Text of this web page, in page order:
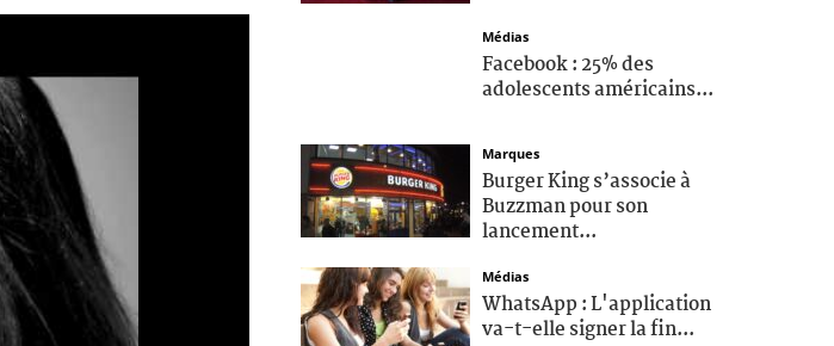
Médias
Facebook : 25% des
adolescents américains...
Marques
Burger King s’associe à
Buzzman pour son
lancement...
Médias
WhatsApp : L'application
va-t-elle signer la fin...